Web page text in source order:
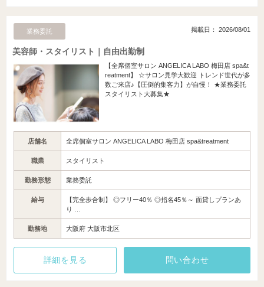
業務委託 掲載日： 2026/08/01
美容師・スタイリスト｜自由出勤制
【全席個室サロン ANGELICA LABO 梅田店 spa&t
reatment】 ☆サロン見学大歓迎 トレンド世代が多
数ご来店♪【圧倒的集客力】が自慢！ ★業務委託
スタイリスト大募集★
店舗名 全席個室サロン ANGELICA LABO 梅田店 spa&treatment
職業 スタイリスト
勤務形態 業務委託
給与
【完全歩合制】 ◎フリー40％ ◎指名45％～ 面貸しプランあ
り …
勤務地 大阪府 大阪市北区
詳細を見る 問い合わせ